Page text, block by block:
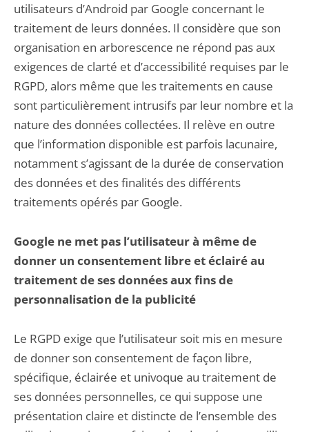
utilisateurs d’Android par Google concernant le
traitement de leurs données. Il considère que son
organisation en arborescence ne répond pas aux
exigences de clarté et d’accessibilité requises par le
RGPD, alors même que les traitements en cause
sont particulièrement intrusifs par leur nombre et la
nature des données collectées. Il relève en outre
que l’information disponible est parfois lacunaire,
notamment s’agissant de la durée de conservation
des données et des finalités des différents
traitements opérés par Google.
Google ne met pas l’utilisateur à même de
donner un consentement libre et éclairé au
traitement de ses données aux fins de
personnalisation de la publicité
Le RGPD exige que l’utilisateur soit mis en mesure
de donner son consentement de façon libre,
spécifique, éclairée et univoque au traitement de
ses données personnelles, ce qui suppose une
présentation claire et distincte de l’ensemble des